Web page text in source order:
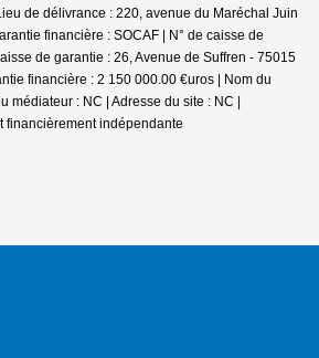
de délivrance : 220, avenue du Maréchal Juin
financière : SOCAF | N° de caisse de
de garantie : 26, Avenue de Suffren - 75015
financière : 2 150 000.00 €uros | Nom du
médiateur : NC | Adresse du site : NC |
financièrement indépendante